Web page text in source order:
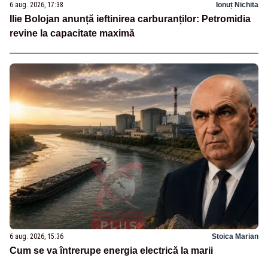
6 aug. 2026, 17:38 Ionuț Nichita
Ilie Bolojan anunță ieftinirea carburanților: Petromidia
revine la capacitate maximă
6 aug. 2026, 15:36 Stoica Marian
Cum se va întrerupe energia electrică la marii